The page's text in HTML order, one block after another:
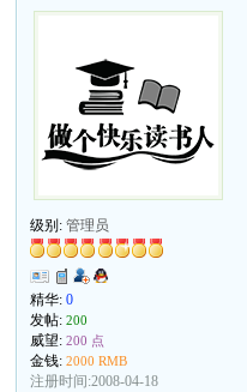
级别:管理员
精华:0
发帖:200
威望:200 点
金钱:2000 RMB
注册时间:2008-04-18